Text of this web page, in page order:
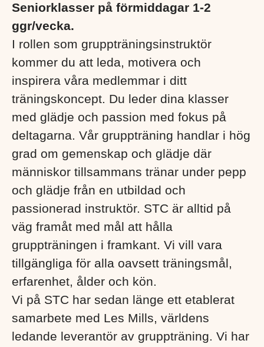
Seniorklasser på förmiddagar 1-2
ggr/vecka.
I rollen som gruppträningsinstruktör
kommer du att leda, motivera och
inspirera våra medlemmar i ditt
träningskoncept. Du leder dina klasser
med glädje och passion med fokus på
deltagarna. Vår gruppträning handlar i hög
grad om gemenskap och glädje där
människor tillsammans tränar under pepp
och glädje från en utbildad och
passionerad instruktör. STC är alltid på
väg framåt med mål att hålla
gruppträningen i framkant. Vi vill vara
tillgängliga för alla oavsett träningsmål,
erfarenhet, ålder och kön.
Vi på STC har sedan länge ett etablerat
samarbete med Les Mills, världens
ledande leverantör av gruppträning. Vi har